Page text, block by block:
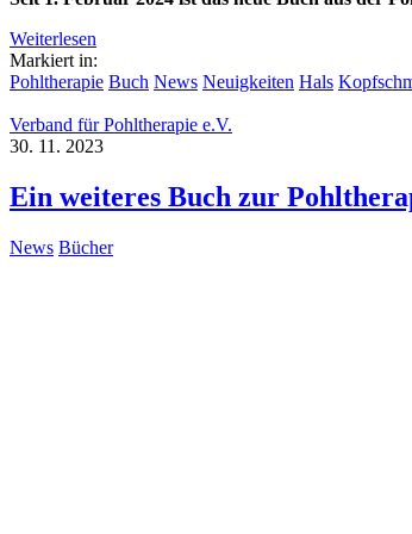
Weiterlesen
Markiert in:
Pohltherapie Buch News Neuigkeiten Hals
Verband für Pohltherapie e.V.
30. 11. 2023
Ein weiteres Buch zur
News Bücher